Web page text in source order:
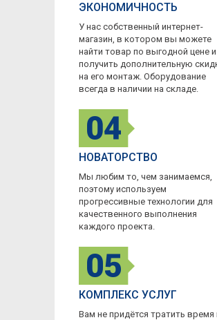
ЭКОНОМИЧНОСТЬ
У нас собственный интернет-
магазин, в котором вы можете
найти товар по выгодной цене и
получить дополнительную
на его монтаж. Оборудование
всегда в наличии на складе.
НОВАТОРСТВО
Мы любим то, чем занимаемся,
поэтому используем
прогрессивные технологии для
качественного выполнения
каждого проекта.
КОМПЛЕКС УСЛУГ
Вам не придётся тратить время